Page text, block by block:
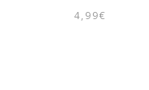
4,99€